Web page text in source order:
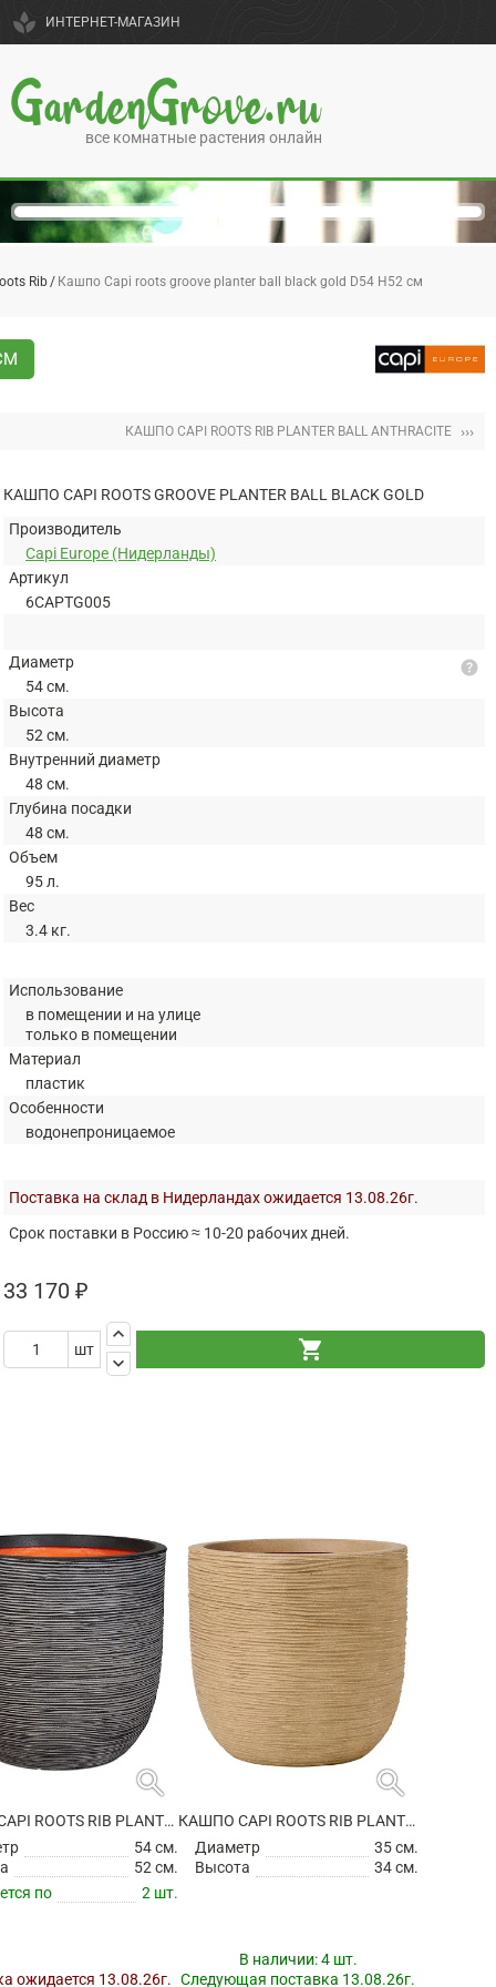
spa ИНТЕРНЕТ-МАГАЗИН
GardenGrove.ru
все комнатные растения онлайн
Rib Кашпо Capi roots groove planter ball black gold D54 H52 см
КАШПО CAPI ROOTS RIB PLANTER BALL ANTHRACITE ›››
КАШПО CAPI ROOTS GROOVE PLANTER BALL BLACK GOLD
Производитель
Capi Europe (Нидерланды)
Артикул
6CAPTG005
Диаметр
54 см.
Высота
52 см.
Внутренний диаметр
48 см.
Глубина посадки
48 см.
Объем
95 л.
Вес
3.4 кг.
help
Использование
в помещении и на улице
только в помещении
Материал
пластик
Особенности
водонепроницаемое
Поставка на склад в Нидерландах ожидается 13.08.26г.
Срок поставки в Россию ≈ 10-20 рабочих дней.
33 170 ₽
шт
keyboard_arrow_up
keyboard_arrow_down
shopping_cart
search
КАШПО CAPI ROOTS RIB PLANTER BALL ANTHRACITE
54 см.
52 см.
по
2 шт.
ожидается 13.08.26г.
search
КАШПО CAPI ROOTS RIB PLANTER BALL BEIGE
Диаметр
35 см.
Высота
34 см.
В наличии:4 шт.
Следующая поставка 13.08.26г.